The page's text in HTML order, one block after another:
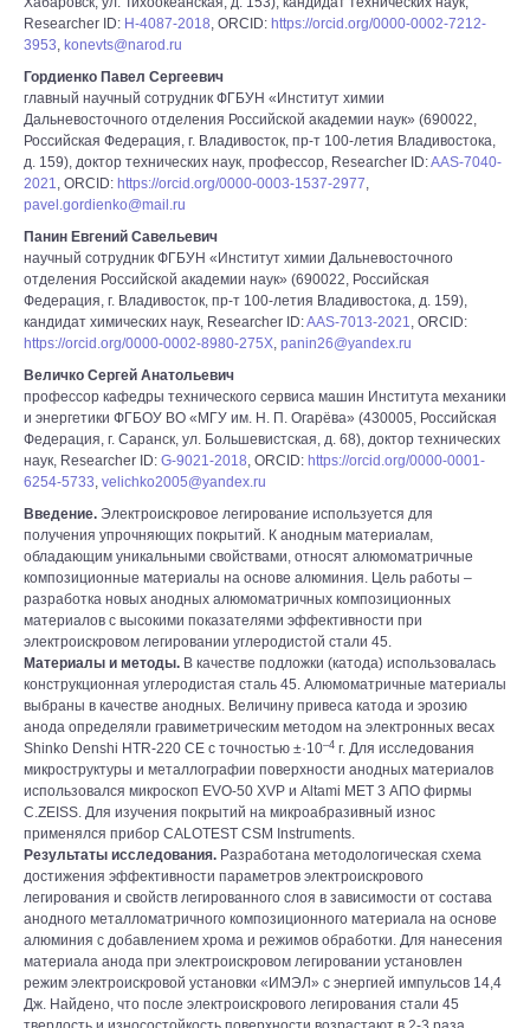
Researcher ID: H-4087-2018, ORCID: https://orcid.org/0000-0002-7212-
3953, konevts@narod.ru
Гордиенко Павел Сергеевич
главный научный сотрудник ФГБУН «Институт химии
Дальневосточного отделения Российской академии наук» (690022,
Российская Федерация, г. Владивосток, пр-т 100-летия Владивостока,
д. 159), доктор технических наук, профессор, Researcher ID:AAS-7040-
2021, ORCID: https://orcid.org/0000-0003-1537-2977,
pavel.gordienko@mail.ru
Панин Евгений Савельевич
научный сотрудник ФГБУН «Институт химии Дальневосточного
отделения Российской академии наук» (690022, Российская
Федерация, г. Владивосток, пр-т 100-летия Владивостока, д. 159),
кандидат химических наук, Researcher ID:AAS-7013-2021, ORCID:
https://orcid.org/0000-0002-8980-275X, panin26@yandex.ru
Величко Сергей Анатольевич
профессор кафедры технического сервиса машин Института механики
и энергетики ФГБОУ ВО «МГУ им. Н. П. Огарёва» (430005, Российская
Федерация, г. Саранск, ул. Большевистская, д. 68), доктор технических
наук, Researcher ID: G-9021-2018, ORCID: https://orcid.org/0000-0001-
6254-5733, velichko2005@yandex.ru
Введение. Электроискровое легирование используется для
получения упрочняющих покрытий. К анодным материалам,
обладающим уникальными свойствами, относят алюмоматричные
композиционные материалы на основе алюминия. Цель работы –
разработка новых анодных алюмоматричных композиционных
материалов с высокими показателями эффективности при
электроискровом легировании углеродистой стали 45.
Материалы и методы. В качестве подложки (катода) использовалась
конструкционная углеродистая сталь 45. Алюмоматричные материалы
выбраны в качестве анодных. Величину привеса катода и эрозию
анода определяли гравиметрическим методом на электронных весах
Shinko Denshi HTR-220 CE с точностью ±·10–4 г. Для исследования
микроструктуры и металлографии поверхности анодных материалов
использовался микроскоп EVO-50 XVP и Altami МЕТ 3 АПО фирмы
С.ZEISS. Для изучения покрытий на микроабразивный износ
применялся прибор CALOTEST CSM Instruments.
Результаты исследования. Разработана методологическая схема
достижения эффективности параметров электроискрового
легирования и свойств легированного слоя в зависимости от состава
анодного металломатричного композиционного материала на основе
алюминия с добавлением хрома и режимов обработки. Для нанесения
материала анода при электроискровом легировании установлен
режим электроискровой установки «ИМЭЛ» с энергией импульсов 14,4
Дж. Найдено, что после электроискрового легирования стали 45